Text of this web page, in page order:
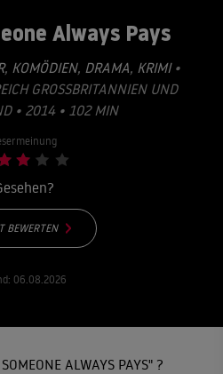
Always Pays
, KOMÖDIEN, DRAMA, KRIMI•
GROSSBRITANNIEN UND N
• 2014 • 102 MIN
BEWERTEN
06.08.2026
ALWAYS PAYS" ?